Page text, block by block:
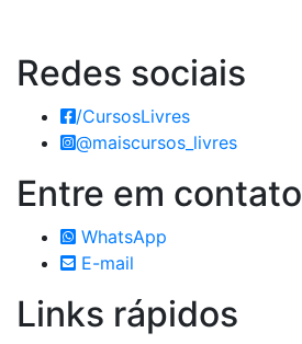
Redes sociais
/CursosLivres
@maiscursos_livres
Entre em contato
WhatsApp
E-mail
Links rápidos